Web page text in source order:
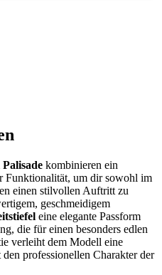
kombinieren ein
Funktionalität, um dir sowohl im
einen stilvollen Auftritt zu
geschmeidigem
eine elegante Passform
die für einen besonders edlen
verleiht dem Modell eine
professionellen Charakter der